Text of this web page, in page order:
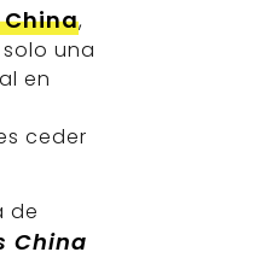
China,
una
en
ceder
de
China